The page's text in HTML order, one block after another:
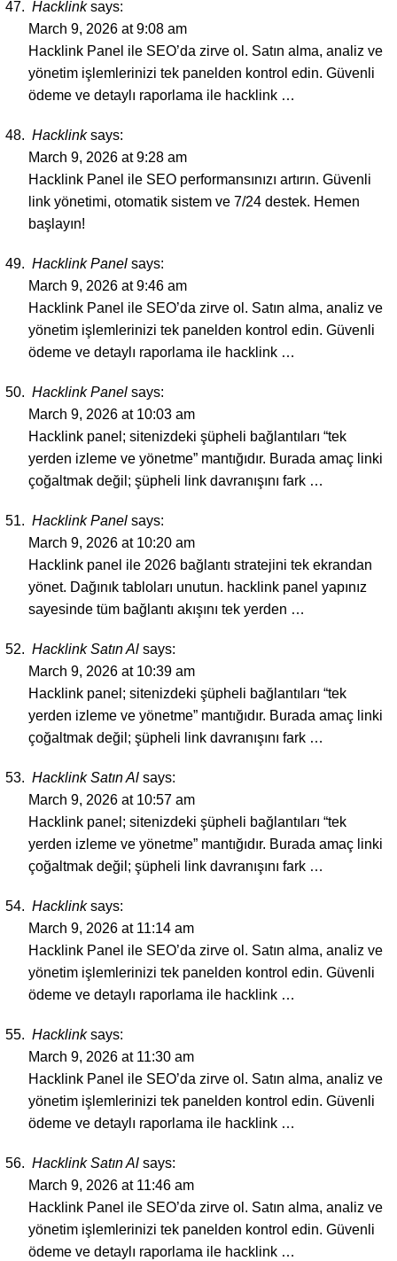
Hacklink says:
March 9, 2026 at 9:08 am
Hacklink Panel ile SEO’da zirve ol. Satın alma, analiz ve
yönetim işlemlerinizi tek panelden kontrol edin. Güvenli
ödeme ve detaylı raporlama ile hacklink …
Hacklink says:
March 9, 2026 at 9:28 am
Hacklink Panel ile SEO performansınızı artırın. Güvenli
link yönetimi, otomatik sistem ve 7/24 destek. Hemen
başlayın!
Hacklink Panel says:
March 9, 2026 at 9:46 am
Hacklink Panel ile SEO’da zirve ol. Satın alma, analiz ve
yönetim işlemlerinizi tek panelden kontrol edin. Güvenli
ödeme ve detaylı raporlama ile hacklink …
Hacklink Panel says:
March 9, 2026 at 10:03 am
Hacklink panel; sitenizdeki şüpheli bağlantıları “tek
yerden izleme ve yönetme” mantığıdır. Burada amaç linki
çoğaltmak değil; şüpheli link davranışını fark …
Hacklink Panel says:
March 9, 2026 at 10:20 am
Hacklink panel ile 2026 bağlantı stratejini tek ekrandan
yönet. Dağınık tabloları unutun. hacklink panel yapınız
sayesinde tüm bağlantı akışını tek yerden …
Hacklink Satın Al says:
March 9, 2026 at 10:39 am
Hacklink panel; sitenizdeki şüpheli bağlantıları “tek
yerden izleme ve yönetme” mantığıdır. Burada amaç linki
çoğaltmak değil; şüpheli link davranışını fark …
Hacklink Satın Al says:
March 9, 2026 at 10:57 am
Hacklink panel; sitenizdeki şüpheli bağlantıları “tek
yerden izleme ve yönetme” mantığıdır. Burada amaç linki
çoğaltmak değil; şüpheli link davranışını fark …
Hacklink says:
March 9, 2026 at 11:14 am
Hacklink Panel ile SEO’da zirve ol. Satın alma, analiz ve
yönetim işlemlerinizi tek panelden kontrol edin. Güvenli
ödeme ve detaylı raporlama ile hacklink …
Hacklink says:
March 9, 2026 at 11:30 am
Hacklink Panel ile SEO’da zirve ol. Satın alma, analiz ve
yönetim işlemlerinizi tek panelden kontrol edin. Güvenli
ödeme ve detaylı raporlama ile hacklink …
Hacklink Satın Al says:
March 9, 2026 at 11:46 am
Hacklink Panel ile SEO’da zirve ol. Satın alma, analiz ve
yönetim işlemlerinizi tek panelden kontrol edin. Güvenli
ödeme ve detaylı raporlama ile hacklink …